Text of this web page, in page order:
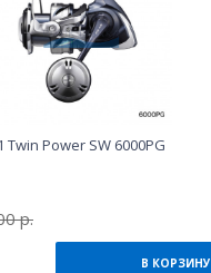
Power SW 6000PG
р.
В КОРЗИНУ